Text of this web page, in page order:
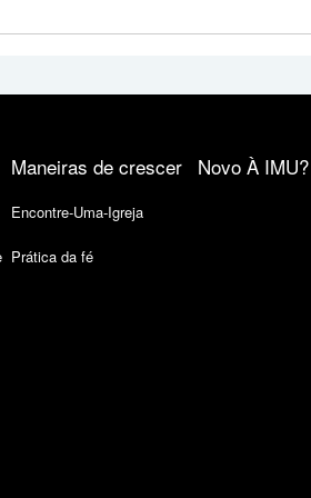
Maneiras de crescer
Encontre-Uma-Igreja
Prática da fé
Novo À IMU?